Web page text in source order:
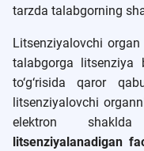
tarzda talabgorning
Litsenziyalovchi
talabgorga
to‘g‘risida qaror
litsenziyalovchi
elektron
litsenziyalanadigan